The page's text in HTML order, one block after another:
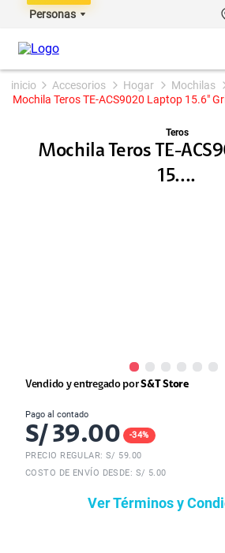
Personas
accesorios hogar
mochilas
Mochila Teros TE-ACS9020 Laptop 15.6"
Teros
Mochila Teros TE-
15....
Vendido y entregado porS&T Store
Pago al contado
S/ 39.00 -34%
PRECIO REGULAR: S/ 59.00
COSTO DE ENVÍO DESDE: S/ 5.00
Ver Términos y